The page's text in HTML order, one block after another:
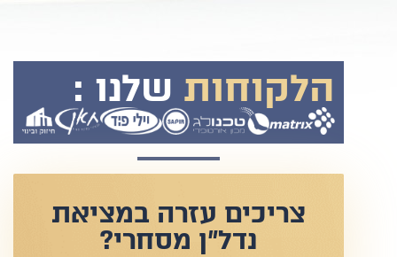
הלקוחות שלנו :
צריכים עזרה במציאת
נדל"ן מסחרי?